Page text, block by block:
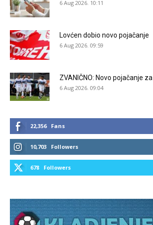
6 Aug 2026. 10:11
Lovćen dobio novo pojačanje
6 Aug 2026. 09:59
ZVANIČNO: Novo pojačanje
6 Aug 2026. 09:04
22,356 Fans
10,703 Followers
678 Followers